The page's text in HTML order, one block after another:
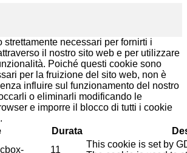
strettamente necessari per fornirti i
il nostro sito web e per utilizzare
Poiché questi cookie sono
per la fruizione del sito web, non è
influire sul funzionamento del nostro
o eliminarli modificando le
e imporre il blocco di tutti i cookie
Durata
11
This cookie is set by